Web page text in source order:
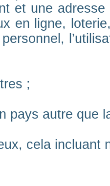
et une
en ligne,
;
pays autre que
cela incluant